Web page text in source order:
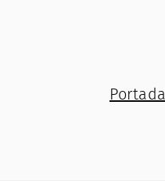
Portada